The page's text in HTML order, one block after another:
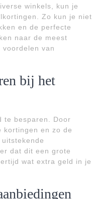
winkels, kun je
Zo kun je niet
en de perfecte
naar de meest
van
bij het
te besparen. Door
kortingen en zo de
dat dit een grote
wat extra geld in je